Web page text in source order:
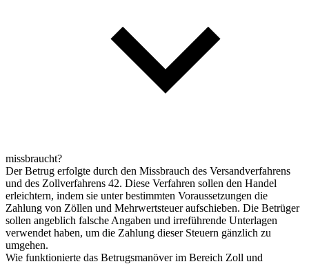
missbraucht?
Der Betrug erfolgte durch den Missbrauch des Versandverfahrens
und des Zollverfahrens 42. Diese Verfahren sollen den Handel
erleichtern, indem sie unter bestimmten Voraussetzungen die
Zahlung von Zöllen und Mehrwertsteuer aufschieben. Die Betrüger
sollen angeblich falsche Angaben und irreführende Unterlagen
verwendet haben, um die Zahlung dieser Steuern gänzlich zu
umgehen.
Wie funktionierte das Betrugsmanöver im Bereich Zoll und